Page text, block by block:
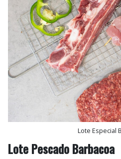
Lote Especial
Lote Pescado Barbacoa